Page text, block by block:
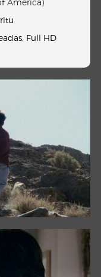
America)
Full HD